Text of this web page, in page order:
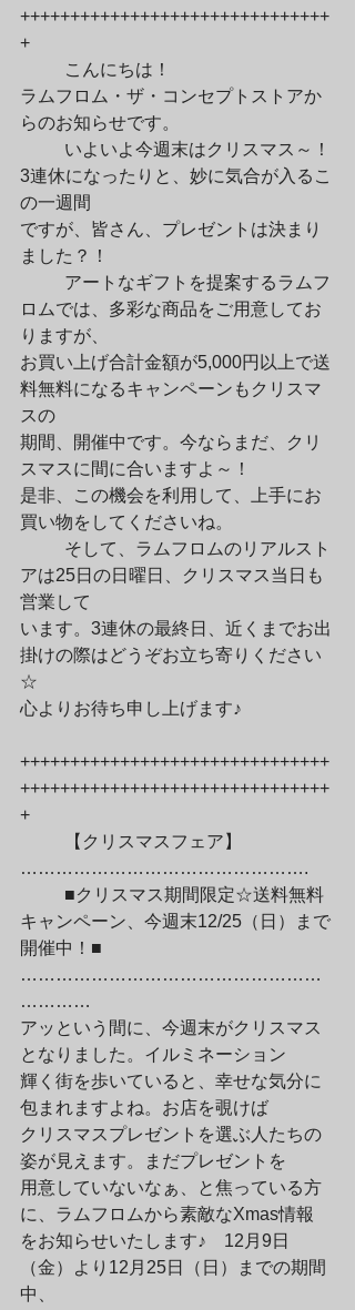
+++++++++++++++++++++++++++++++
+
ラムフロム・ザ・コンセプトストアか
らのお知らせです。
3連休になったりと、妙に気合が入るこ
の一週間
ですが、皆さん、プレゼントは決まり
ました？！
ロムでは、多彩な商品をご用意してお
りますが、
お買い上げ合計金額が5,000円以上で送
料無料になるキャンペーンもクリスマ
スの
期間、開催中です。今ならまだ、クリ
スマスに間に合いますよ～！
是非、この機会を利用して、上手にお
買い物をしてくださいね。
アは25日の日曜日、クリスマス当日も
営業して
います。3連休の最終日、近くまでお出
掛けの際はどうぞお立ち寄りください
☆
心よりお待ち申し上げます♪
+++++++++++++++++++++++++++++++
+++++++++++++++++++++++++++++++
+
………………………………………….
キャンペーン、今週末12/25（日）まで
開催中！■
……………………………………………
…………
アッという間に、今週末がクリスマス
となりました。イルミネーション
輝く街を歩いていると、幸せな気分に
包まれますよね。お店を覗けば
クリスマスプレゼントを選ぶ人たちの
姿が見えます。まだプレゼントを
用意していないなぁ、と焦っている方
に、ラムフロムから素敵なXmas情報
をお知らせいたします♪　12月9日
（金）より12月25日（日）までの期間
中、